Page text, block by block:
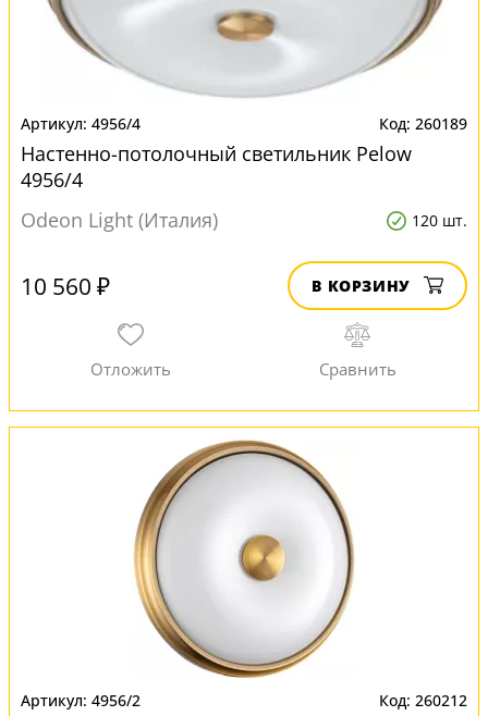
4956/4 260189
Настенно-потолочный светильник Pelow
4956/4
Odeon Light (Италия)
120 шт.
10 560 ₽ В КОРЗИНУ
4956/2 260212